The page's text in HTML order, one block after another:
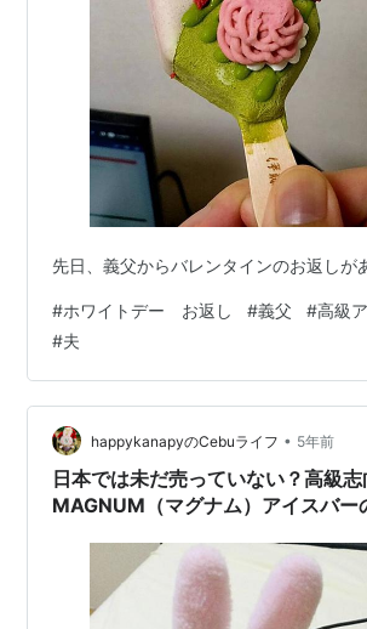
先日、義父からバレンタインのお返しが
#ホワイトデー お返し #義父 #高級
#夫
happykanapyのCebuライフ • 5年前
日本では未だ売っていない？高級
MAGNUM（マグナム）アイスバー